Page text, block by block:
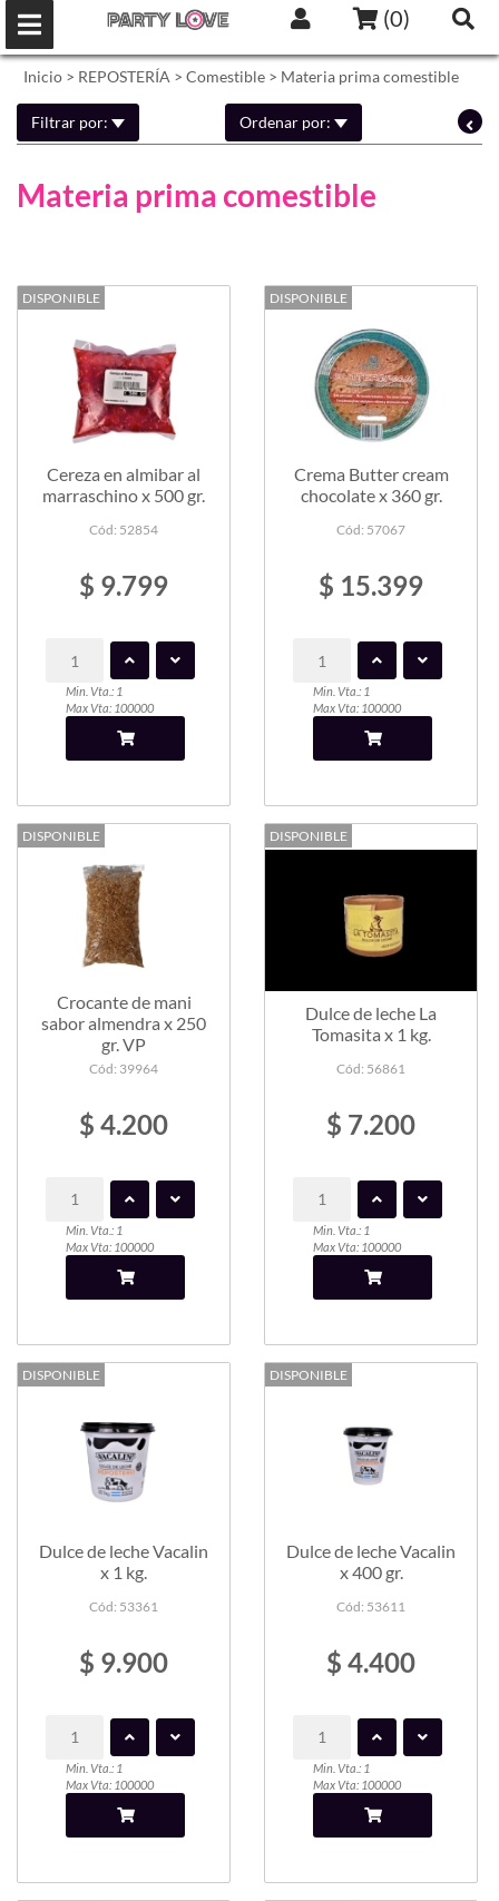
(0)
Inicio > REPOSTERÍA > Comestible > Materia prima comestible
Filtrar por: Ordenar por:
Materia prima comestible
DISPONIBLE
Cereza en almibar al
marraschino x 500 gr.
Cód: 52854
$ 9.799
Min. Vta.: 1
Max Vta: 100000
DISPONIBLE
Crema Butter cream
chocolate x 360 gr.
Cód: 57067
$ 15.399
Min. Vta.: 1
Max Vta: 100000
DISPONIBLE
Crocante de mani
sabor almendra x 250
gr. VP
Cód: 39964
$ 4.200
Min. Vta.: 1
Max Vta: 100000
DISPONIBLE
Dulce de leche La
Tomasita x 1 kg.
Cód: 56861
$ 7.200
Min. Vta.: 1
Max Vta: 100000
DISPONIBLE
Dulce de leche Vacalin
x 1 kg.
Cód: 53361
$ 9.900
Min. Vta.: 1
Max Vta: 100000
DISPONIBLE
Dulce de leche Vacalin
x 400 gr.
Cód: 53611
$ 4.400
Min. Vta.: 1
Max Vta: 100000